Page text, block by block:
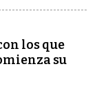
los que
su